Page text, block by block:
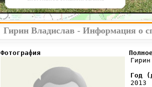
Гирин Владислав - Информация о
Фотография                      Полное
Год
2013